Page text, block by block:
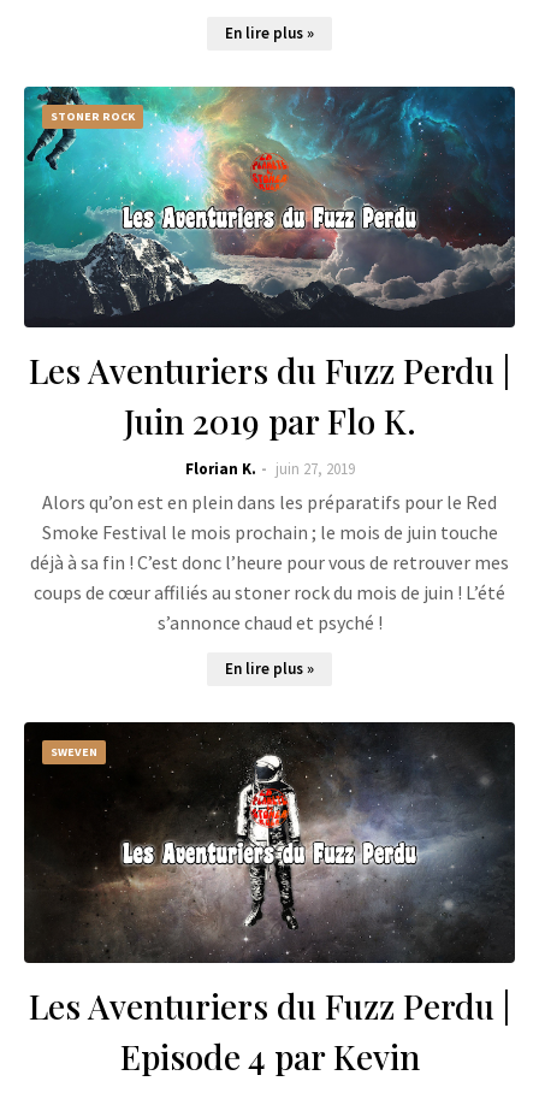
En lire plus »
STONER ROCK
Les Aventuriers du Fuzz Perdu |
Juin 2019 par Flo K.
Florian K. juin 27, 2019
Alors qu’on est en plein dans les préparatifs pour le Red
Smoke Festival le mois prochain ; le mois de juin touche
déjà à sa fin ! C’est donc l’heure pour vous de retrouver mes
coups de cœur affiliés au stoner rock du mois de juin ! L’été
s’annonce chaud et psyché !
En lire plus »
SWEVEN
Les Aventuriers du Fuzz Perdu |
Episode 4 par Kevin